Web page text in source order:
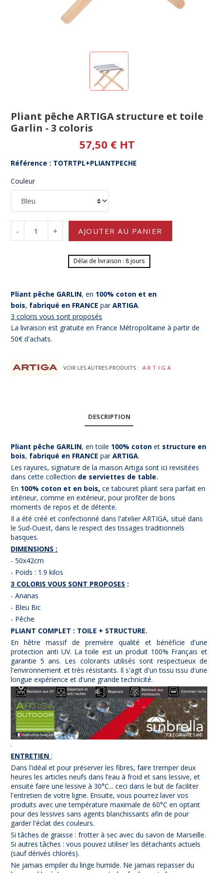
Pliant pêche ARTIGA structure et toile
Garlin - 3 coloris
57,50 € HT
Référence : TOTRTPL+PLIANTPECHE
Couleur
- + AJOUTER AU PANIER
Délai de livraison : 8 jours
Pliant pêche GARLIN, en 100% coton et en
bois, fabriqué en FRANCE parARTIGA.
3 coloris vous sont proposés
La livraison est gratuite en France Métropolitaine à partir de
50€ d'achats.
VOIR LES AUTRES PRODUITS : ARTIGA
DESCRIPTION
Pliant pêche GARLIN, en toile 100% cotonet structure en
bois, fabriqué en FRANCE parARTIGA.
Les rayures, signature de la maison Artiga sont ici revisitées
dans cette collection de serviettes de table.
En 100% coton et en bois, ce tabouret pliant sera parfait en
intérieur, comme en extérieur, pour profiter de bons
moments de repos et de détente.
Il a été créé et confectionné dans l'atelier ARTIGA, situé dans
le Sud-Ouest, dans le respect des tissages traditionnels
basques.
DIMENSIONS :
- 50x42cm
- Poids : 1.9 kilos
3 COLORIS VOUS SONT PROPOSES :
- Ananas
- Bleu Bic
- Pêche
PLIANT COMPLET : TOILE + STRUCTURE.
En hêtre massif de première qualité et bénéficie d'une
protection anti UV. La toile est un produit 100% Français et
garantie 5 ans. Les colorants utilisés sont respectueux de
l'environnement et très résistants. Il s'agit d'un tissu issu d'une
longue expérience et d'une grande technicité.
.
ENTRETIEN :
Dans l'idéal et pour préserver les fibres, faire tremper deux
heures les articles neufs dans l’eau à froid et sans lessive, et
ensuite faire une lessive à 30°C... ceci dans le but de faciliter
l'entretien de votre ligne. Ensuite, vous pourrez laver vos
produits avec une température maximale de 60°C en optant
pour des lessives sans agents blanchissants afin de pour
garder l'éclat des couleurs.
Si tâches de graisse : frotter à sec avec du savon de Marseille.
Si autres tâches : vous pouvez utiliser les détachants actuels
(sauf dérivés chlorés).
Ne jamais empiler du linge humide. Ne jamais repasser du